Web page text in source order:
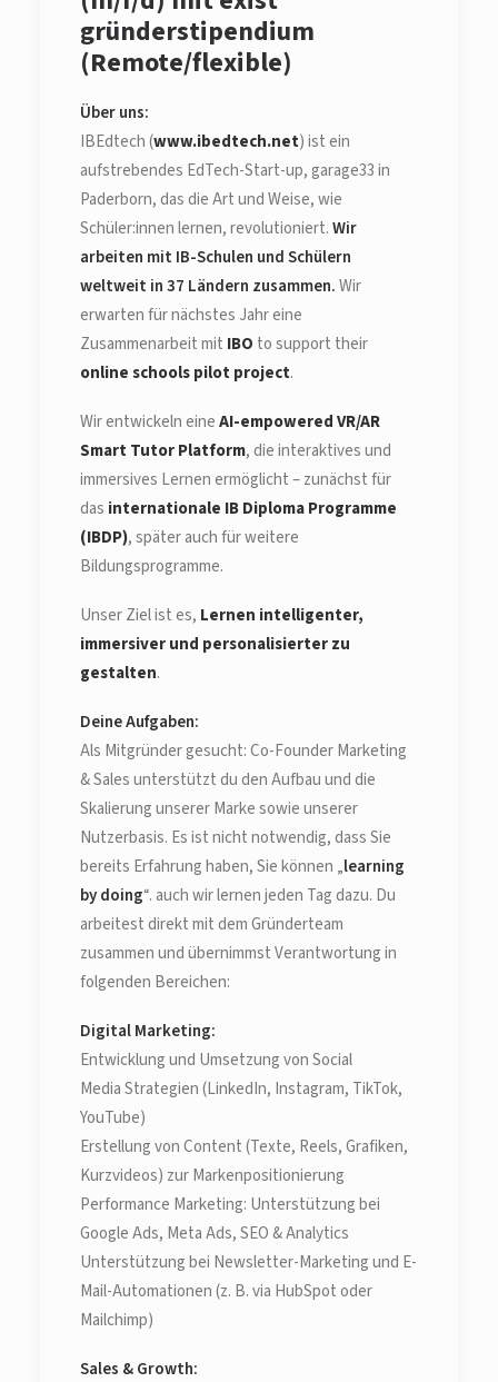
gründerstipendium
(Remote/flexible)
Über uns:
IBEdtech (www.ibedtech.net) ist ein
aufstrebendes EdTech-Start-up, garage33 in
Paderborn, das die Art und Weise, wie
Schüler:innen lernen, revolutioniert.Wir
arbeiten mit IB-Schulen und Schülern
weltweit in 37 Ländern zusammen.Wir
erwarten für nächstes Jahr eine
Zusammenarbeit mit IBO to support their
online schools pilot project.
Wir entwickeln eineAI-empowered VR/AR
Smart Tutor Platform, die interaktives und
immersives Lernen ermöglicht – zunächst für
das internationale IB Diploma Programme
(IBDP), später auch für weitere
Bildungsprogramme.
Unser Ziel ist es, Lernen intelligenter,
immersiver und personalisierter zu
gestalten.
Deine Aufgaben:
Als Mitgründer gesucht: Co-Founder Marketing
& Sales unterstützt du den Aufbau und die
Skalierung unserer Marke sowie unserer
Nutzerbasis. Es ist nicht notwendig, dass Sie
bereits Erfahrung haben, Sie können „learning
by doing“. auch wir lernen jeden Tag dazu. Du
arbeitest direkt mit dem Gründerteam
zusammen und übernimmst Verantwortung in
folgenden Bereichen:
Digital Marketing:
Entwicklung und Umsetzung von Social
Media Strategien (LinkedIn, Instagram, TikTok,
YouTube)
Erstellung von Content (Texte, Reels, Grafiken,
Kurzvideos) zur Markenpositionierung
Performance Marketing: Unterstützung bei
Google Ads, Meta Ads, SEO & Analytics
Unterstützung bei Newsletter-Marketing und E-
Mail-Automationen (z. B. via HubSpot oder
Mailchimp)
Sales & Growth: